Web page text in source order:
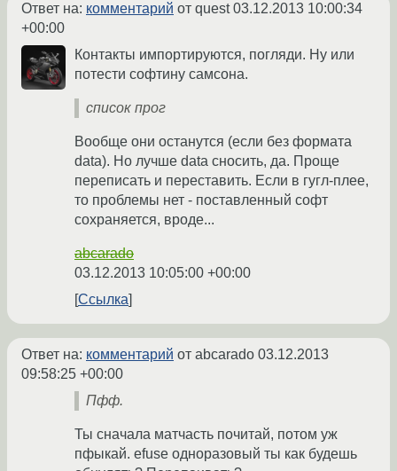
Ответ на: комментарий от quest03.12.2013 10:00:34
+00:00
Контакты импортируются, погляди. Ну или
потести софтину самсона.
список прог
Вообще они останутся (если без формата
data). Но лучше data сносить, да. Проще
переписать и переставить. Если в гугл-плее,
то проблемы нет - поставленный софт
сохраняется, вроде...
abcarado
03.12.2013 10:05:00 +00:00
Ссылка
Ответ на: комментарий от abcarado 03.12.2013
09:58:25 +00:00
Пфф.
Ты сначала матчасть почитай, потом уж
пфыкай. efuse одноразовый ты как будешь